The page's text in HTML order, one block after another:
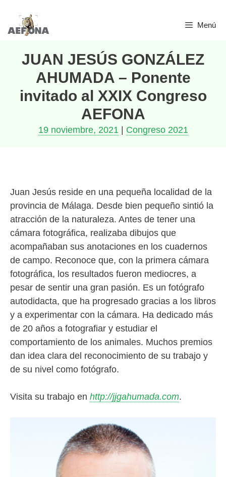
Saltar
Menú
JUAN JESÚS GONZÁLEZ
AHUMADA – Ponente
invitado al XXIX Congreso
AEFONA
19 noviembre, 2021| Congreso 2021
Juan Jesús reside en una pequeña localidad de la
provincia de Málaga. Desde bien pequeño sintió la
atracción de la naturaleza. Antes de tener una
cámara fotográfica, realizaba dibujos que
acompañaban sus anotaciones en los cuadernos
de campo. Reconoce que, con la primera cámara
fotográfica, los resultados fueron mediocres, a
pesar de sentir una gran pasión. Es un fotógrafo
autodidacta, que ha progresado gracias a los libros
y a experimentar con la cámara. Ha dedicado más
de 20 años a fotografiar y estudiar el
comportamiento de los animales. Muchos premios
dan idea clara del reconocimiento de su trabajo y
de su nivel como fotógrafo.
Visita su trabajo en http://jjgahumada.com.